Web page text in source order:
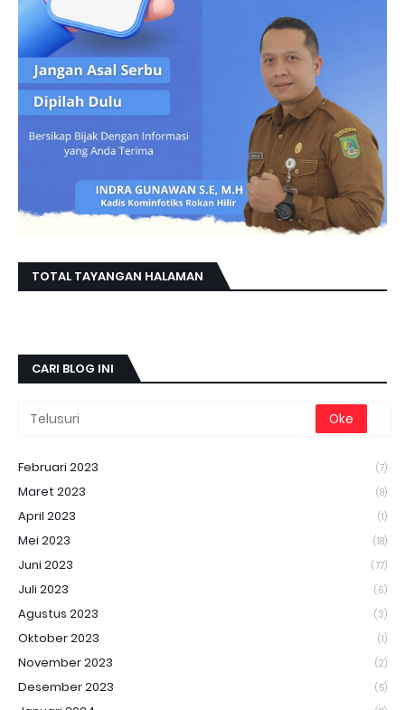
TOTAL TAYANGAN HALAMAN
CARI BLOG INI
Februari 2023 (7)
Maret 2023 (8)
April 2023 (1)
Mei 2023 (18)
Juni 2023 (77)
Juli 2023 (6)
Agustus 2023 (3)
Oktober 2023 (1)
November 2023 (2)
Desember 2023 (5)